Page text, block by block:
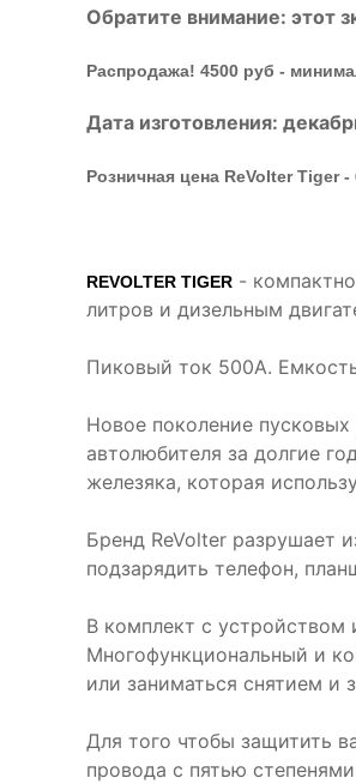
Обратите внимание: этот
Распродажа! 4500 руб -
Дата изготовления:
Розничная цена ReVolter Tiger -
REVOLTER TIGER -
литров и дизельным
Пиковый ток 500А.
Новое поколение
автолюбителя за долгие
железяка, которая
Бренд ReVolter разрушает
подзарядить телефон,
В комплект с устройством
Многофункциональный и
или заниматься снятием и
Для того чтобы защитить
провода с пятью